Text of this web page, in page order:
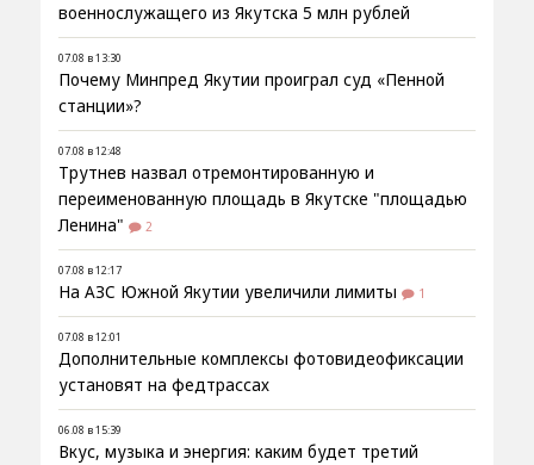
военнослужащего из Якутска 5 млн рублей
07.08 в 13:30
Почему Минпред Якутии проиграл суд «Пенной
станции»?
07.08 в 12:48
Трутнев назвал отремонтированную и
переименованную площадь в Якутске "площадью
Ленина"
2
07.08 в 12:17
На АЗС Южной Якутии увеличили лимиты 1
07.08 в 12:01
Дополнительные комплексы фотовидеофиксации
установят на федтрассах
06.08 в 15:39
Вкус, музыка и энергия: каким будет третий